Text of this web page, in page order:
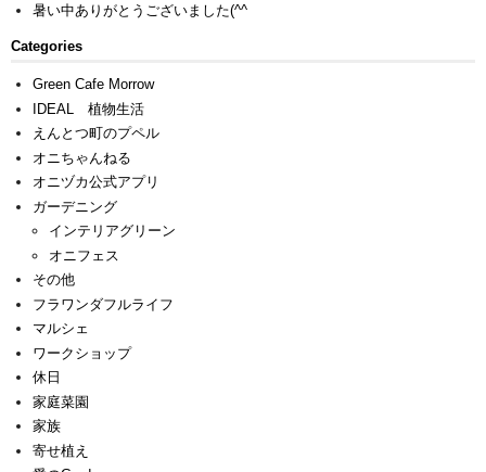
暑い中ありがとうございました(^^ゞ
Categories
Green Cafe Morrow
IDEAL 植物生活
えんとつ町のプペル
オニちゃんねる
オニヅカ公式アプリ
ガーデニング
インテリアグリーン
オニフェス
その他
フラワンダフルライフ
マルシェ
ワークショップ
休日
家庭菜園
家族
寄せ植え